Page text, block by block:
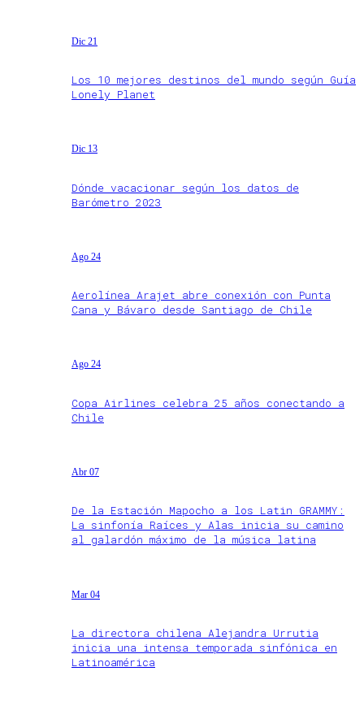
Dic 21
Los 10 mejores destinos del mundo según Guía
Lonely Planet
Dic 13
Dónde vacacionar según los datos de
Barómetro 2023
Ago 24
Aerolínea Arajet abre conexión con Punta
Cana y Bávaro desde Santiago de Chile
Ago 24
Copa Airlines celebra 25 años conectando a
Chile
Abr 07
De la Estación Mapocho a los Latin GRAMMY:
La sinfonía Raíces y Alas inicia su camino
al galardón máximo de la música latina
Mar 04
La directora chilena Alejandra Urrutia
inicia una intensa temporada sinfónica en
Latinoamérica